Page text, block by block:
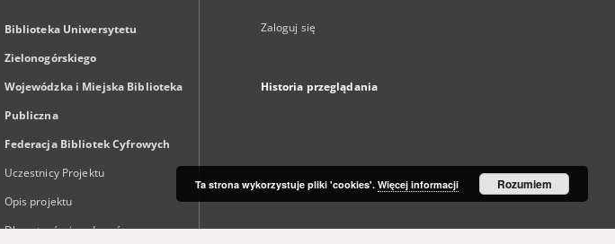
Biblioteka Uniwersytetu
Zielonogórskiego
Wojewódzka i Miejska Biblioteka
Publiczna
Federacja Bibliotek Cyfrowych
Uczestnicy Projektu
Opis projektu
Dla autorów i wydawców
Zaloguj się
Historia przeglądania
Ta strona wykorzystuje pliki 'cookies'. Więcej informacji Rozumiem